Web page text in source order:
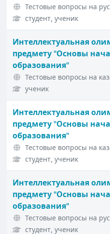
Тестовые вопросы на
студент, ученик
Интеллектуальная
предмету "Основы
образования"
Тестовые вопросы на
ученик
Интеллектуальная
предмету "Основы
образования"
Тестовые вопросы на
студент, ученик
Интеллектуальная
предмету "Основы
образования"
Тестовые вопросы на
студент, ученик